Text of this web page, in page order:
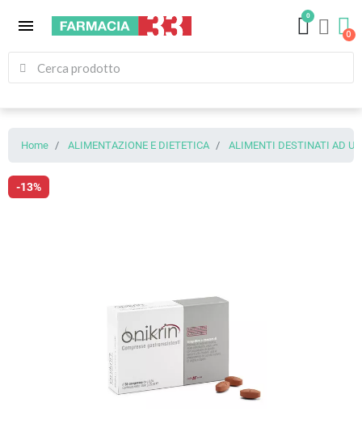
menu
0
Home ALIMENTAZIONE E DIETETICA ALIMENTI DESTINATI AD
-13%